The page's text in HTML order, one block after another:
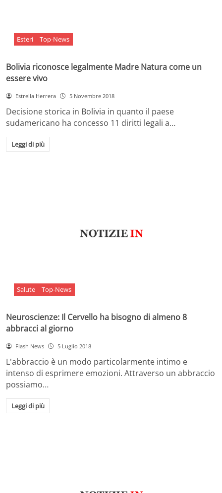
Esteri Top-News
Bolivia riconosce legalmente Madre Natura come un
essere vivo
Estrella Herrera 5 Novembre 2018
Decisione storica in Bolivia in quanto il paese
sudamericano ha concesso 11 diritti legali a…
Leggi di più
Salute Top-News
Neuroscienze: Il Cervello ha bisogno di almeno 8
abbracci al giorno
Flash News 5 Luglio 2018
L'abbraccio è un modo particolarmente intimo e
intenso di esprimere emozioni. Attraverso un abbraccio
possiamo…
Leggi di più